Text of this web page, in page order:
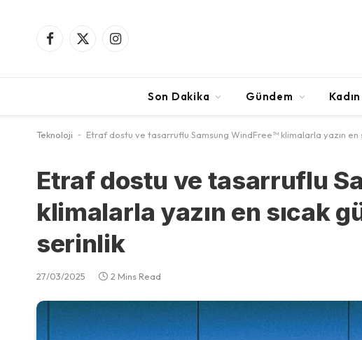
Facebook
X
Instagram
Son Dakika Gündem
Teknoloji - Etraf dostu ve tasarruflu Samsung WindFree™ klimalarla yazın en
Etraf dostu ve tasarruflu
klimalarla yazın en sıcak
serinlik
27/03/2025 2 Mins Read